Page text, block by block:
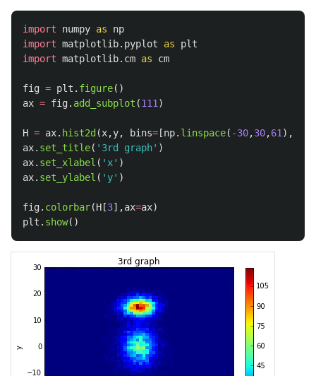
import numpy as
np
import matplotlib.pyplot as
plt
import matplotlib.cm as cm
fig = plt . figure()
ax = fig. add_subplot (111 )
H = ax. hist2d (x,y, bins= [np. linspace( -30,30,61 ),
ax. set_title( ' 3rd graph' )
ax. set_xlabel ( ' x' )
ax. set_ylabel ( ' y' )
fig. colorbar(H [3],ax=ax)
plt . show()